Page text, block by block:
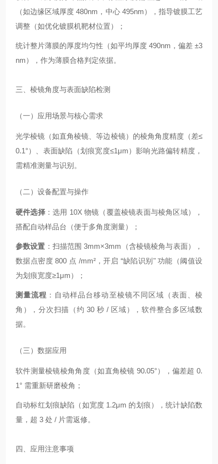
（如边缘区域厚度 480nm，中心 495nm），指导镀膜工艺
调整（如优化镀膜机靶材位置）；
统计整片薄膜的厚度均匀性（如平均厚度 490nm，偏差 ±3
nm），作为薄膜合格判定依据。
三、棱镜角度与表面缺陷检测
（一）应用场景与核心需求
光学棱镜（如直角棱镜、等边棱镜）的棱角角度精度（差≤
0.1°）、表面缺陷（划痕宽度≤1μm）影响光路偏转精度，
需精准测量与识别。
（二）设备配置与操作
硬件选择：选用 10X 物镜（覆盖棱镜表面与棱角区域），
搭配自动样品台（便于多角度测量）；
参数设置 ：扫描范围 3mm×3mm（含棱镜棱角与表面），
数据点密度 800 点 /mm²，开启 “缺陷识别" 功能（阈值设
为划痕宽度≥1μm）；
测量流程 ：自动样品台移动至棱镜不同区域（表面、棱
角），分次扫描（约 30 秒 / 区域），软件整合多区域数
据。
（三）数据应用
软件测量棱镜棱角角度（如直角棱镜 90.05°），偏差超 0.
1° 需重新研磨棱角；
自动标红划痕缺陷（如宽度 1.2μm 的划痕），统计缺陷数
量，超 3 处 / 片需返修。
四、应用注意事项